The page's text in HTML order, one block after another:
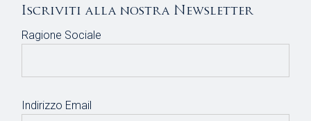
Iscriviti alla nostra Newsletter
Ragione Sociale
Indirizzo Email